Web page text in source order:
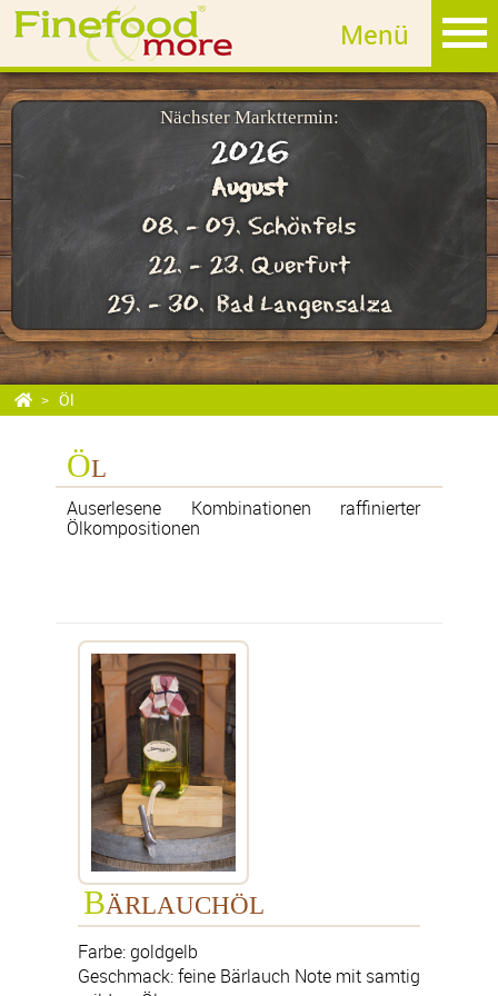
MET
Fruchtlikör
Edelbrand
Rum
Essig
Öl
Bärlauchöl
Herkunft : Deutschland
ButterölFarbe: goldgelb Geschmack: kräftig nach Butter
Farbe: grüngelb Geschmack: kräftige Knoblauchnote mit mildem Olivenöl
Kürbiskern Öl
Farbe:erscheint in der Durchsicht dunkelgrün und in der Aufsicht dunkelrot
bis rotbraun Geschmack: sehr nussiger typischer Geschmack
Limone auf Olivenöl
Farbe: grüngelb Geschmack: Limonen/Zitrusnote mit mildem Olivenöl
Olivenöl Native Extra A.O.C. Sitia "Kreta-Lasithi"
Farbe: grüngelb Geschmack: voll, fruchtig,sehr mild in der Säure und
überragend würzig nach Oliven Erste Pressung, Ernte in Handarbeit,
herkunft : Kreta-Lasithi
Parmesan Öl
Farbe: hellgelb Geschmack: typischer Geruch und Geschmack nach
Parmesan Basis Öl : Raps Öl
Nächster Markttermin:
2026
August
08. - 09. Schönfels
22. - 23. Querfurt
29. - 30. Bad Langensalza
Öl
ÖL
Auserlesene Kombinationen raffinierter
Ölkompositionen
BÄRLAUCHÖL
Farbe: goldgelb
Geschmack: feine Bärlauch Note mit samtig